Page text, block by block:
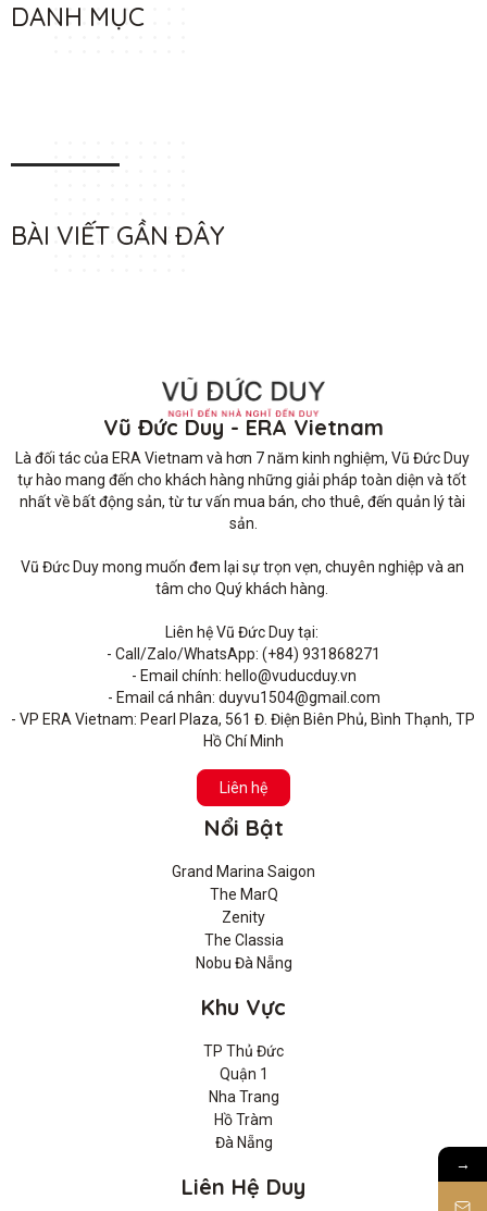
DANH MỤC
BÀI VIẾT GẦN ĐÂY
Vũ Đức Duy - ERA Vietnam
Là đối tác của ERA Vietnam và hơn 7 năm kinh nghiệm, Vũ Đức Duy
tự hào mang đến cho khách hàng những giải pháp toàn diện và tốt
nhất về bất động sản, từ tư vấn mua bán, cho thuê, đến quản lý tài
sản.
Vũ Đức Duy mong muốn đem lại sự trọn vẹn, chuyên nghiệp và an
tâm cho Quý khách hàng.
Liên hệ Vũ Đức Duy tại:
- Call/Zalo/WhatsApp: (+84) 931868271
- Email chính: hello@vuducduy.vn
- Email cá nhân: duyvu1504@gmail.com
- VP ERA Vietnam: Pearl Plaza, 561 Đ. Điện Biên Phủ, Bình Thạnh, TP
Hồ Chí Minh
Liên hệ
Nổi Bật
Grand Marina Saigon
The MarQ
Zenity
The Classia
Nobu Đà Nẵng
Khu Vực
TP Thủ Đức
Quận 1
Nha Trang
Hồ Tràm
Đà Nẵng
Liên Hệ Duy
→